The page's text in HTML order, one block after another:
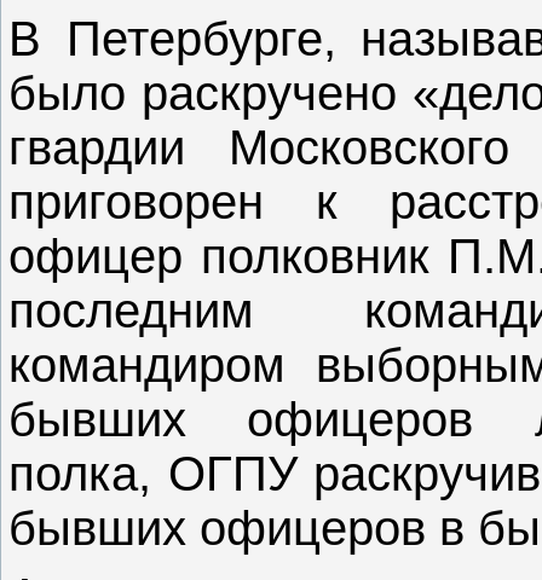
В Петербурге,
было раскручено
гвардии
приговорен к
офицер полковник
последним
командиром
бывших офицеров
полка, ОГПУ
бывших офицеров в